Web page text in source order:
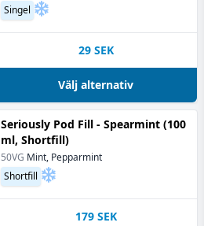
Singel
29 SEK
Välj alternativ
Seriously Pod Fill - Spearmint (100
ml, Shortfill)
50VG Mint, Pepparmint
Shortfill
179 SEK